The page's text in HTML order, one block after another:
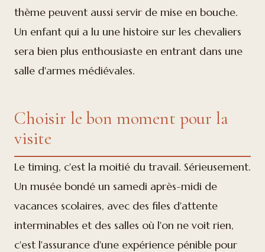
thème peuvent aussi servir de mise en bouche.
Un enfant qui a lu une histoire sur les chevaliers
sera bien plus enthousiaste en entrant dans une
salle d'armes médiévales.
Choisir le bon moment pour la
visite
Le timing, c'est la moitié du travail. Sérieusement.
Un musée bondé un samedi après-midi de
vacances scolaires, avec des files d'attente
interminables et des salles où l'on ne voit rien,
c'est l'assurance d'une expérience pénible pour